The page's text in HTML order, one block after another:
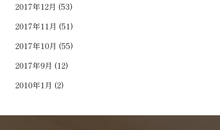
2017年12月 (53)
2017年11月 (51)
2017年10月 (55)
2017年9月 (12)
2010年1月 (2)